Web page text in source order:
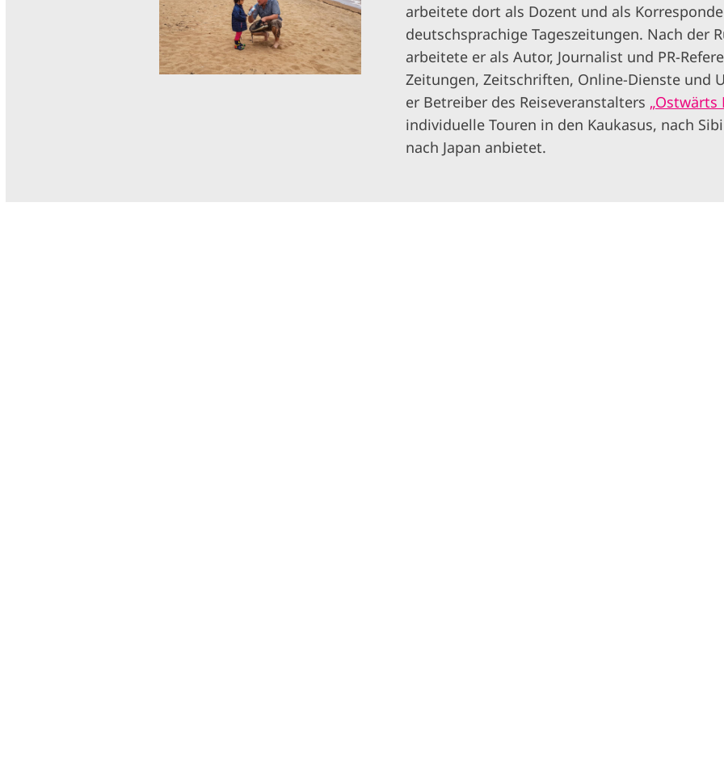
arbeitete dort als Dozent und als
deutschsprachige Tageszeitungen. Nach der
arbeitete er als Autor, Journalist und PR-
Zeitungen, Zeitschriften, Online-Dienste und
er Betreiber des Reiseveranstalters „Ostwärts
individuelle Touren in den Kaukasus, nach
nach Japan anbietet.